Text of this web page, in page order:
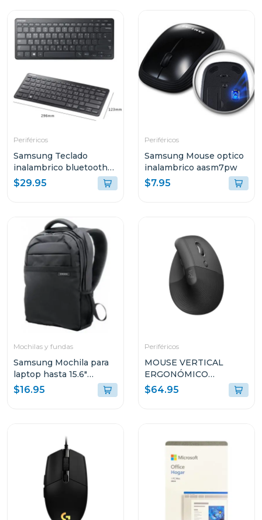
Periféricos
Samsung Teclado
inalambrico bluetooth
aask7pw
$29.95
Periféricos
Samsung Mouse optico
inalambrico aasm7pw
$7.95
Mochilas y fundas
Samsung Mochila para
laptop hasta 15.6"
aabp2nm
$16.95
Periféricos
MOUSE VERTICAL
ERGONÓMICO
LOGITECH LIFT CON
EASY-SWITCH MR0094
$64.95